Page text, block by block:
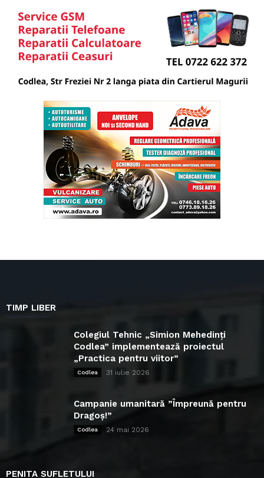
TIMP LIBER
Colegiul Tehnic „Simion Mehedinți
Codlea” implementează proiectul
„Practica pentru viitor”
Codlea 31 iulie 2026
Campanie umanitară ”Împreună pentru
Dragoș!”
Codlea 24 mai 2026
PENITA SUFLETULUI